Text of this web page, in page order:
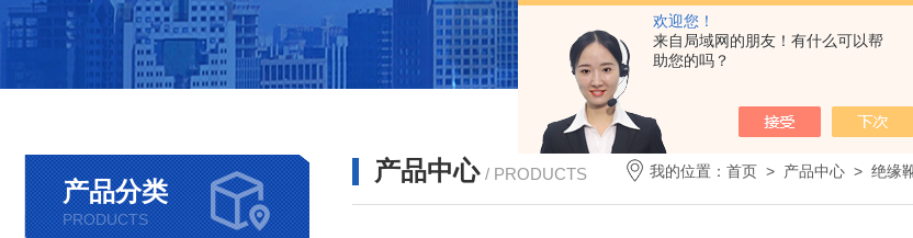
欢迎您！
来自局域网的朋友！有什么可以帮
助您的吗？
产品分类
PRODUCTS
产品中心 / PRODUCTS 我的位置：首页 > 产品中心 >绝缘